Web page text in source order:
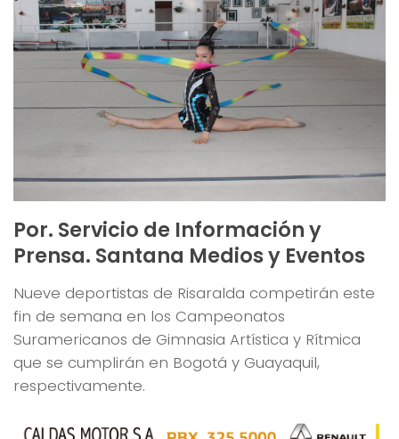
Por. Servicio de Información y
Prensa. Santana Medios y Eventos
Nueve deportistas de Risaralda competirán este
fin de semana en los Campeonatos
Suramericanos de Gimnasia Artística y Rítmica
que se cumplirán en Bogotá y Guayaquil,
respectivamente.